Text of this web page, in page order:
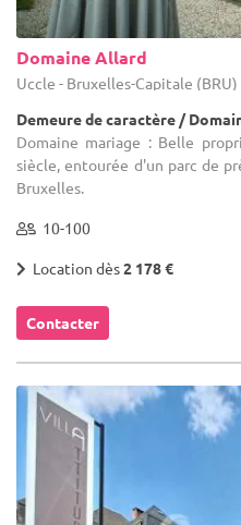
Domaine Allard
Uccle - Bruxelles-Capitale (BRU)
Demeure de caractère /
Domaine mariage : Belle
siècle, entourée d'un parc de
Bruxelles.
10-100
Location dès2 178 €
Contacter